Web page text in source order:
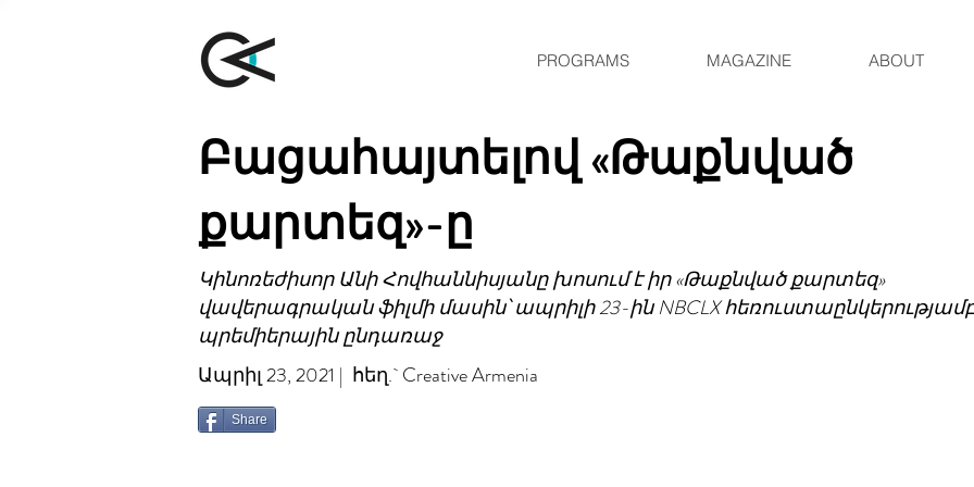
PROGRAMS MAGAZINE ABOUT
Բացահայտելով «Թաքնված
քարտեզ»-ը
Կինոռեժիսոր Անի Հովհաննիսյանը խոսում է իր «Թաքնված քարտեզ»
վավերագրական ֆիլմի մասին՝ ապրիլի 23-ին NBCLX
պրեմիերային ընդառաջ
Ապրիլ 23, 2021 | հեղ.` Creative Armenia
Share